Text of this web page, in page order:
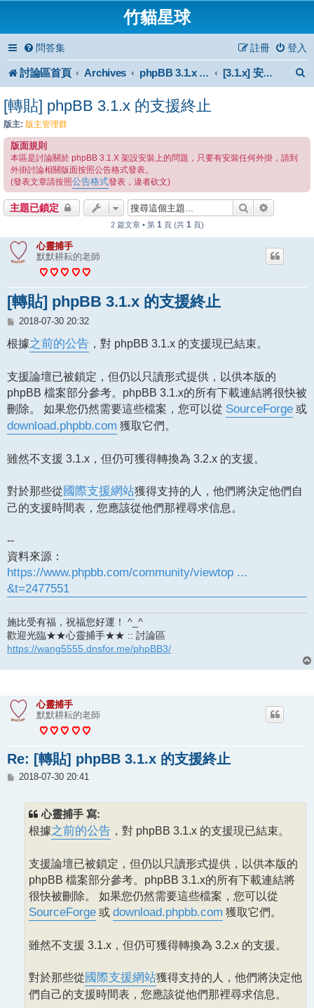
竹貓星球
問答集 登入
註冊
討論區首頁 Archives phpBB 3.1.x Forum Archive [3.1.x] 安裝與使用
[轉貼] phpBB 3.1.x 的支援終止
版主: 版主管理群
版面規則
本區是討論關於 phpBB 3.1.X 架設安裝上的問題，只要有安裝任何外掛，請到
外掛討論相關版面按照公告格式發表。
(發表文章請按照公告格式發表，違者砍文)
主題已鎖定 搜尋
2 篇文章 • 第 1 頁 (共 1 頁)
心靈捕手
默默耕耘的老師
[轉貼] phpBB 3.1.x 的支援終止
文
2018-07-30 20:32
根據之前的公告 ，對 phpBB 3.1.x 的支援現已結束。
支援論壇已被鎖定，但仍以只讀形式提供，以供本版的
phpBB 檔案部分參考。phpBB 3.1.x的所有下載連結將很快被
刪除。 如果您仍然需要這些檔案，您可以從 SourceForge 或
download.phpbb.com 獲取它們。
雖然不支援 3.1.x，但仍可獲得轉換為 3.2.x 的支援。
對於那些從 國際支援網站獲得支持的人，他們將決定他們自
己的支援時間表，您應該從他們那裡尋求信息。
--
資料來源：
https://www.phpbb.com/community/viewtop ...
&t=2477551
施比受有福，祝福您好運！ ^_^
歡迎光臨★★心靈捕手★★ :: 討論區
https://wang5555.dnsfor.me/phpBB3/
心靈捕手
默默耕耘的老師
Re: [轉貼] phpBB 3.1.x 的支援終止
文
2018-07-30 20:41
心靈捕手 寫:
根據之前的公告 ，對 phpBB 3.1.x 的支援現已結束。
支援論壇已被鎖定，但仍以只讀形式提供，以供本版的
phpBB 檔案部分參考。phpBB 3.1.x的所有下載連結將
很快被刪除。 如果您仍然需要這些檔案，您可以從
SourceForge 或 download.phpbb.com 獲取它們。
雖然不支援 3.1.x，但仍可獲得轉換為 3.2.x 的支援。
對於那些從國際支援網站獲得支持的人，他們將決定他
們自己的支援時間表，您應該從他們那裡尋求信息。